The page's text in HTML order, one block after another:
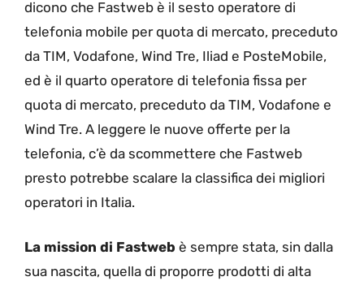
dicono che Fastweb è il sesto operatore di
telefonia mobile per quota di mercato, preceduto
da TIM, Vodafone, Wind Tre, Iliad e PosteMobile,
ed è il quarto operatore di telefonia fissa per
quota di mercato, preceduto da TIM, Vodafone e
Wind Tre. A leggere le nuove offerte per la
telefonia, c’è da scommettere che Fastweb
presto potrebbe scalare la classifica dei migliori
operatori in Italia.
La mission di Fastweb è sempre stata, sin dalla
sua nascita, quella di proporre prodotti di alta